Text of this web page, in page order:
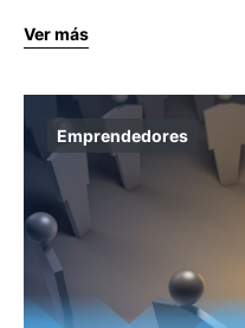
Ver más
Emprendedores